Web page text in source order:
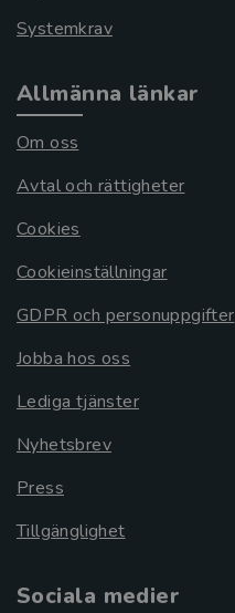
Systemkrav
Allmänna länkar
Om oss
Avtal och rättigheter
Cookies
Cookieinställningar
GDPR och personuppgifter
Jobba hos oss
Lediga tjänster
Nyhetsbrev
Press
Tillgänglighet
Sociala medier